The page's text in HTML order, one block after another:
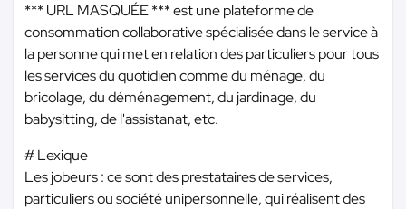
*** URL MASQUÉE ***est une plateforme de
consommation collaborative spécialisée dans le service à
la personne qui met en relation des particuliers pour tous
les services du quotidien comme du ménage, du
bricolage, du déménagement, du jardinage, du
babysitting, de l'assistanat, etc.
# Lexique
Les jobeurs : ce sont des prestataires de services,
particuliers ou société unipersonnelle, qui réalisent des